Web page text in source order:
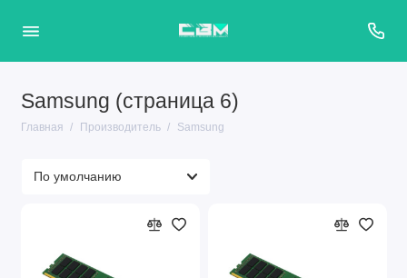
Samsung (страница 6)
Главная Производитель Samsung